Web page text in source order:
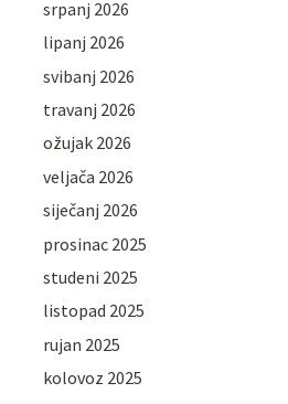
srpanj 2026
lipanj 2026
svibanj 2026
travanj 2026
ožujak 2026
veljača 2026
siječanj 2026
prosinac 2025
studeni 2025
listopad 2025
rujan 2025
kolovoz 2025